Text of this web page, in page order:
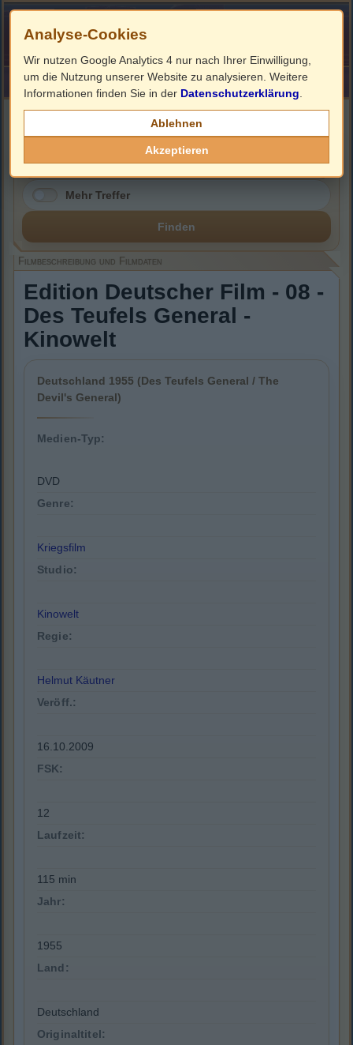
HOME ImpressumLinks
Filmbeschreibung, Cover & DVD Infos
Mehr Treffer
Finden
Filmbeschreibung und Filmdaten
Edition Deutscher Film - 08 -
Des Teufels General -
Kinowelt
Deutschland 1955 (Des Teufels General / The
Devil's General)
Medien-Typ:
DVD
Genre:
Kriegsfilm
Studio:
Kinowelt
Regie:
Helmut Käutner
Veröff.:
16.10.2009
FSK:
12
Laufzeit:
115 min
Jahr:
1955
Land:
Deutschland
Originaltitel:
Analyse-Cookies
Wir nutzen Google Analytics 4 nur nach Ihrer Einwilligung,
um die Nutzung unserer Website zu analysieren. Weitere
Informationen finden Sie in der Datenschutzerklärung
Ablehnen
Akzeptieren